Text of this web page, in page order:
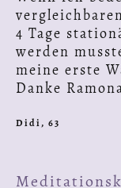
4 Tage
werden
meine erste
Danke
Didi, 63